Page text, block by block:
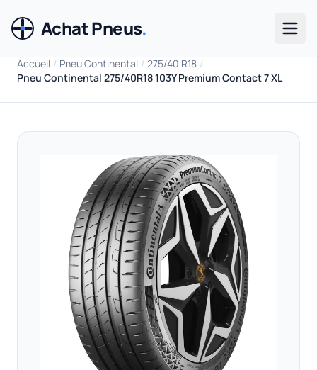
Achat Pneus.
Accueil / Pneu Continental / 275/40 R18 /
Pneu Continental 275/40R18 103Y Premium Contact 7 XL